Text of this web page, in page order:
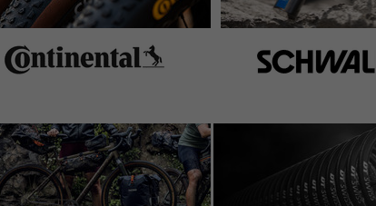
zufrieden, ein bischen schwer aber für eine entspannte